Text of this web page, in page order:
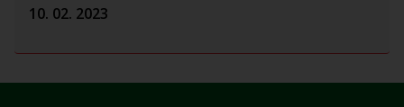
10. 02. 2023